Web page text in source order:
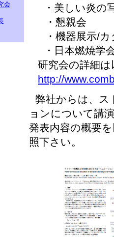
会
・美しい炎の
・懇親会
・機器展示/カ
・日本燃焼学
研究会の詳細は
http://
弊社からは、ス
ョンについて講
発表内容の概要
照下さい。